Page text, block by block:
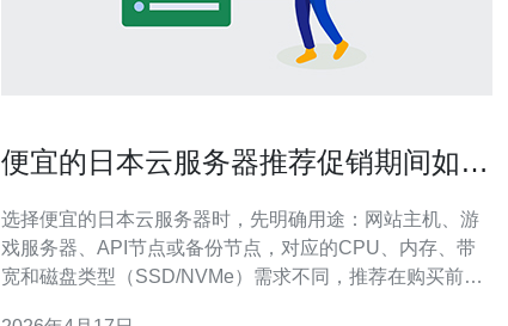
便宜的日本云服务器推荐促销期间如何
选择便宜的日本云服务器时，先明确用途：网站主机、游
戏服务器、API节点或备份节点，对应的CPU、内存、带
宽和磁盘类型（SSD/NVMe）需求不同，推荐在购买前评